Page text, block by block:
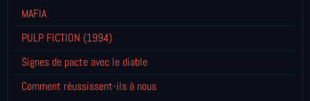
MAFIA
PULP FICTION (1994)
Signes de pacte avec le diable
Comment réussissent-ils à nous